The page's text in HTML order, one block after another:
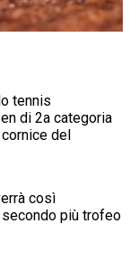
tennis
di 2a categoria
del
così
più trofeo